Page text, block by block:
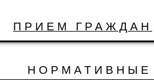
ПРИЕМ ГРАЖДАН
НОРМАТИВНЫЕ